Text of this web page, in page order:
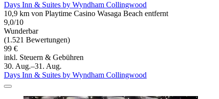
Days Inn & Suites by Wyndham Collingwood
10,9 km von Playtime Casino Wasaga Beach entfernt
9,0/10
Wunderbar
(1.521 Bewertungen)
99 €
inkl. Steuern & Gebühren
30. Aug.–31. Aug.
Days Inn & Suites by Wyndham Collingwood